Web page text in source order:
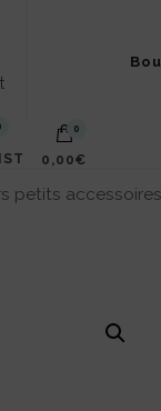
0
0,00€
petits accessoires